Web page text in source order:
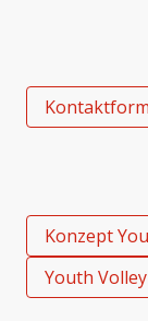
Konzept
Youth